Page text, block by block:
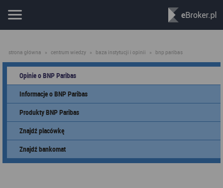
strona główna » centrum wiedzy » baza instytucji i opinii » bnp paribas
Opinie o BNP Paribas
Informacje o BNP Paribas
Produkty BNP Paribas
Znajdź placówkę
Znajdź bankomat